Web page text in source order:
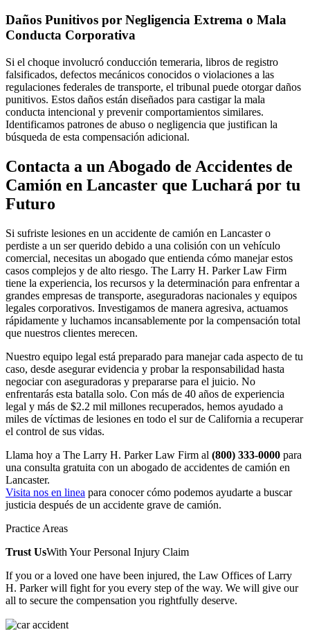
Daños Punitivos por Negligencia Extrema o Mala
Conducta Corporativa
Si el choque involucró conducción temeraria, libros de registro
falsificados, defectos mecánicos conocidos o violaciones a las
regulaciones federales de transporte, el tribunal puede otorgar daños
punitivos. Estos daños están diseñados para castigar la mala
conducta intencional y prevenir comportamientos similares.
Identificamos patrones de abuso o negligencia que justifican la
búsqueda de esta compensación adicional.
Contacta a un Abogado de Accidentes de
Camión en Lancaster que Luchará por tu
Futuro
Si sufriste lesiones en un accidente de camión en Lancaster o
perdiste a un ser querido debido a una colisión con un vehículo
comercial, necesitas un abogado que entienda cómo manejar estos
casos complejos y de alto riesgo. The Larry H. Parker Law Firm
tiene la experiencia, los recursos y la determinación para enfrentar a
grandes empresas de transporte, aseguradoras nacionales y equipos
legales corporativos. Investigamos de manera agresiva, actuamos
rápidamente y luchamos incansablemente por la compensación total
que nuestros clientes merecen.
Nuestro equipo legal está preparado para manejar cada aspecto de tu
caso, desde asegurar evidencia y probar la responsabilidad hasta
negociar con aseguradoras y prepararse para el juicio. No
enfrentarás esta batalla solo. Con más de 40 años de experiencia
legal y más de $2.2 mil millones recuperados, hemos ayudado a
miles de víctimas de lesiones en todo el sur de California a recuperar
el control de sus vidas.
Llama hoy a The Larry H. Parker Law Firm al (800) 333-0000 para
una consulta gratuita con un abogado de accidentes de camión en
Lancaster.
Visita nos en linea para conocer cómo podemos ayudarte a buscar
justicia después de un accidente grave de camión.
Practice Areas
Trust UsWith Your Personal Injury Claim
If you or a loved one have been injured, the Law Offices of Larry
H. Parker will fight for you every step of the way. We will give our
all to secure the compensation you rightfully deserve.